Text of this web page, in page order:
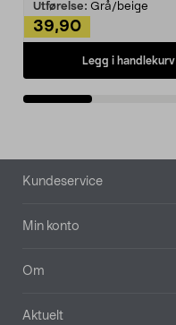
Utførelse: Grå/beige
39,90
Legg i handlekurv
Bunntekst
Kundeservice
Min konto
Om
Aktuelt